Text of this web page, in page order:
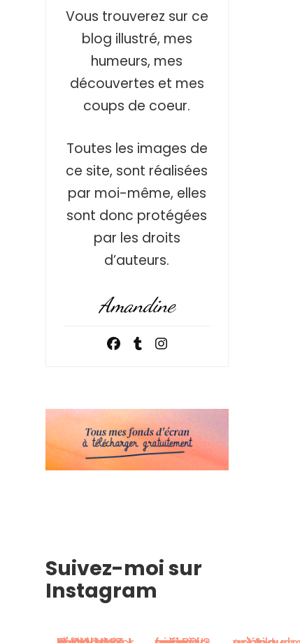
Vous trouverez sur ce
blog illustré, mes
humeurs, mes
découvertes et mes
coups de coeur.
Toutes les images de
ce site, sont réalisées
par moi-même, elles
sont donc protégées
par les droits
d’auteurs.
Amandine
Suivez-moi sur
Instagram